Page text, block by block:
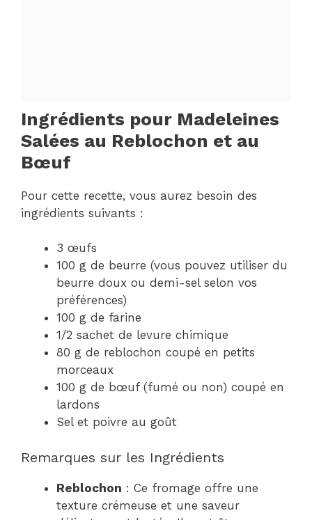
Ingrédients pour Madeleines
Salées au Reblochon et au
Bœuf
Pour cette recette, vous aurez besoin des
ingrédients suivants :
3 œufs
100 g de beurre (vous pouvez utiliser du
beurre doux ou demi-sel selon vos
préférences)
100 g de farine
1/2 sachet de levure chimique
80 g de reblochon coupé en petits
morceaux
100 g de bœuf (fumé ou non) coupé en
lardons
Sel et poivre au goût
Remarques sur les Ingrédients
Reblochon : Ce fromage offre une
texture crémeuse et une saveur